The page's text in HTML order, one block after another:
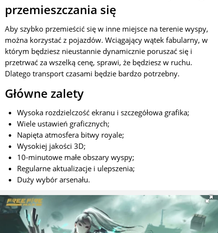
przemieszczania się
Aby szybko przemieścić się w inne miejsce na terenie wyspy,
można korzystać z pojazdów. Wciągający wątek fabularny, w
którym będziesz nieustannie dynamicznie poruszać się i
przetrwać za wszelką cenę, sprawi, że będziesz w ruchu.
Dlatego transport czasami będzie bardzo potrzebny.
Główne zalety
Wysoka rozdzielczość ekranu i szczegółowa grafika;
Wiele ustawień graficznych;
Napięta atmosfera bitwy royale;
Wysokiej jakości 3D;
10-minutowe małe obszary wyspy;
Regularne aktualizacje i ulepszenia;
Duży wybór arsenału.